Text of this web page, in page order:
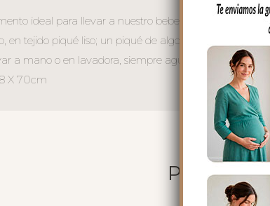
ideal para llevar a nuestro bebe en brazos, para
en tejido piqué liso; un piqué de algodón y por el otro
a mano o en lavadora, siempre agua fría, jabones no
X 70cm